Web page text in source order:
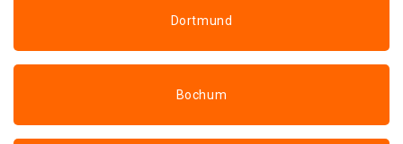
Dortmund
Bochum